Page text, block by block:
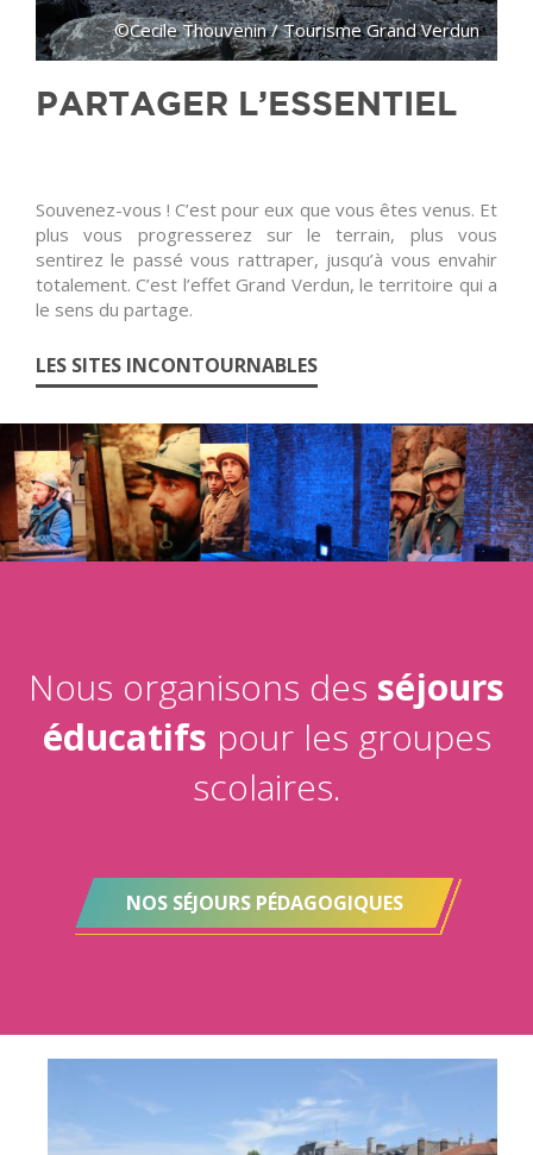
©Cecile Thouvenin / Tourisme Grand Verdun
PARTAGER L’ESSENTIEL
Souvenez-vous ! C’est pour eux que vous êtes venus. Et
plus vous progresserez sur le terrain, plus vous
sentirez le passé vous rattraper, jusqu’à vous envahir
totalement. C’est l’effet Grand Verdun, le territoire qui a
le sens du partage.
LES SITES INCONTOURNABLES
Nous organisons des séjours
éducatifs pour les groupes
scolaires.
NOS SÉJOURS PÉDAGOGIQUES